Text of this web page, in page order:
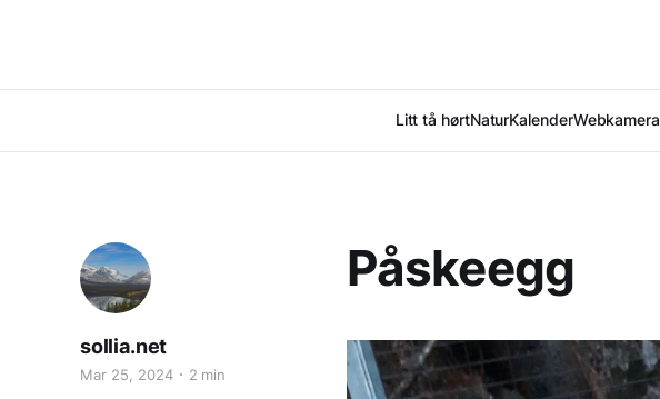
Litt tå hørtNaturKalenderWebkamera
Påskeegg
sollia.net
Mar 25, 2024 2 min